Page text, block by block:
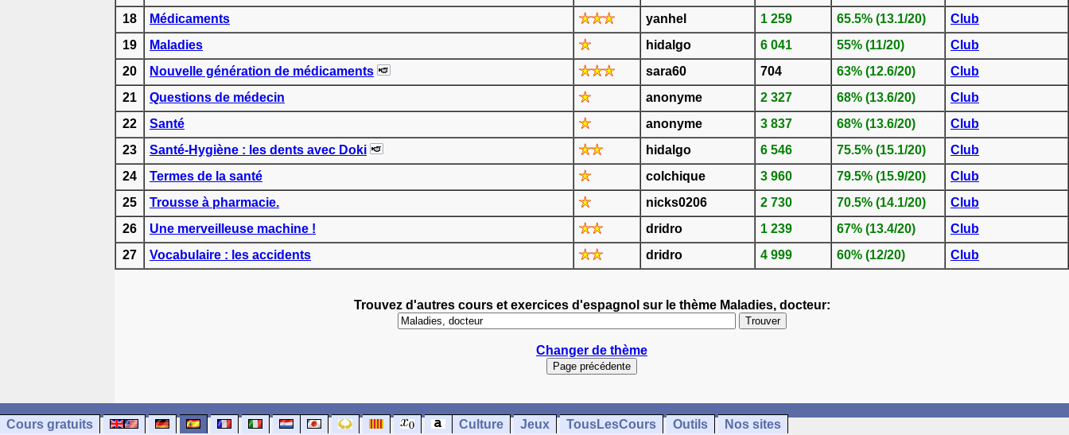
18
Médicaments yanhel 1 259 65.5% (13.1/20)
Club
19
Maladies hidalgo 6 041 55% (11/20)
Club
20
Nouvelle génération de médicaments sara60 704 63% (12.6/20)
Club
21
Questions de médecin anonyme 2 327 68% (13.6/20)
Club
22
Santé anonyme 3 837 68% (13.6/20)
Club
23
Santé-Hygiène : les dents avec Doki hidalgo 6 546 75.5% (15.1/20)
Club
24
Termes de la santé colchique 3 960 79.5% (15.9/20)
Club
25
Trousse à pharmacie. nicks0206 2 730 70.5% (14.1/20)
Club
26
Une merveilleuse machine ! dridro 1 239 67% (13.4/20)
Club
27
Vocabulaire : les accidents dridro 4 999 60% (12/20) Club
Trouvez d'autres cours et exercices d'espagnol sur le thème Maladies, docteur:
Changer de thème
Cours gratuits Culture Jeux TousLesCours Outils Nos sites